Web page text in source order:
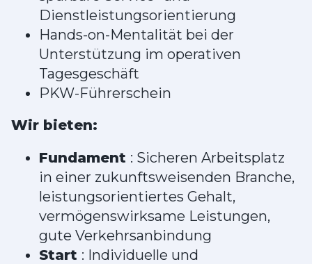
Dienstleistungsorientierung
Hands-on-Mentalität bei der
Unterstützung im operativen
Tagesgeschäft
PKW-Führerschein
Wir bieten:
Fundament : Sicheren Arbeitsplatz
in einer zukunftsweisenden Branche,
leistungsorientiertes Gehalt,
vermögenswirksame Leistungen,
gute Verkehrsanbindung
Start : Individuelle und